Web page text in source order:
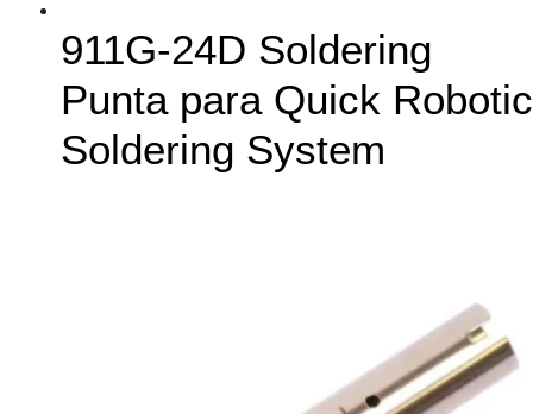
911G-24D Soldering
Punta para Quick Robotic
Soldering System